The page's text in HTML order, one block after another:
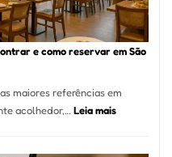
Um
Guia
Definitivo
Alta
Gastronomia
e como reservar em São
maiores referências em
acolhedor,… Leia mais: